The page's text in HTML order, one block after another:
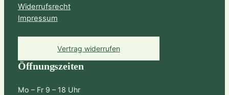
Widerrufsrecht
Impressum
Vertrag widerrufen
Öffnungszeiten
Mo – Fr 9 – 18 Uhr